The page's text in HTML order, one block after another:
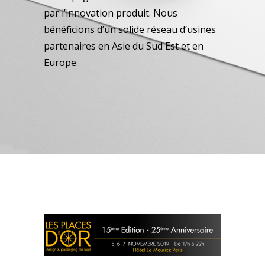
par l’innovation produit. Nous
bénéficions d’un solide réseau d’usines
partenaires en Asie du Sud Est et en
Europe.